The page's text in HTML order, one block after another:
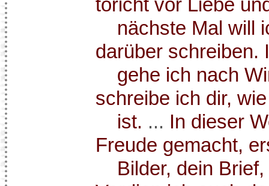
nächste Mal will
darüber schreiben.
gehe ich nach
schreibe ich dir,
ist. ... In dieser
Freude gemacht,
Bilder, dein Brief,